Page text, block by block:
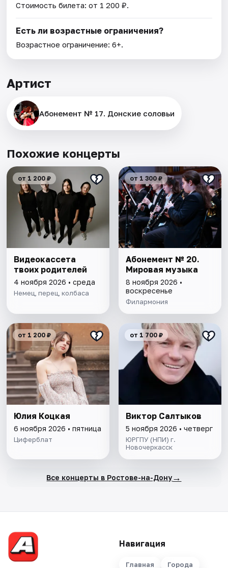
Стоимость билета: от 1 200 ₽.
Есть ли возрастные ограничения?
Возрастное ограничение: 6+.
Артист
Абонемент № 17. Донские соловьи
Похожие концерты
от 1 200 ₽
Видеокассета
твоих родителей
4 ноября 2026 • среда
Немец, перец, колбаса
от 1 300 ₽
Абонемент № 20.
Мировая музыка
8 ноября 2026 •
воскресенье
Филармония
от 1 200 ₽
Юлия Коцкая
6 ноября 2026 • пятница
Циферблат
от 1 700 ₽
Виктор Салтыков
5 ноября 2026 • четверг
ЮРГПУ (НПИ) г.
Новочеркасск
Все концерты в Ростове-на-Дону→
Навигация
Главная Города